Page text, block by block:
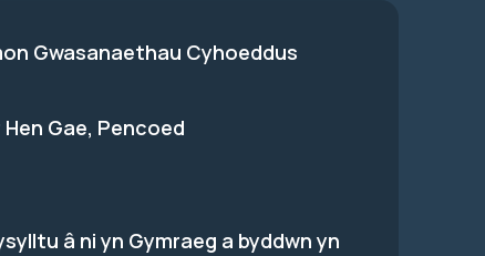
Gwasanaethau Cyhoeddus
Hen Gae, Pencoed
â ni yn Gymraeg a byddwn yn